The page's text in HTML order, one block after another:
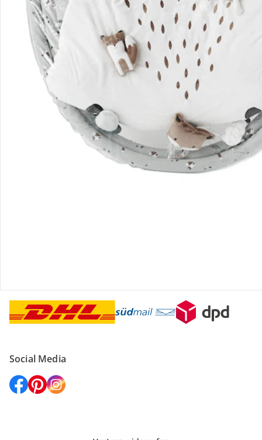
Filialen & Beratung
Unternehmen
Sicher & flexibel bezahlen
Social Media